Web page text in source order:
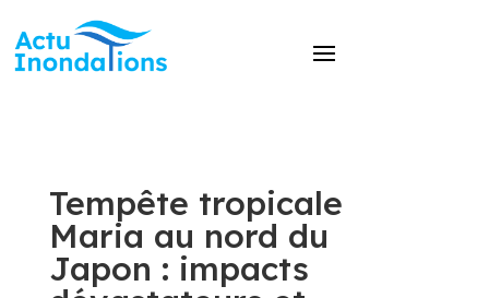
Tempête tropicale
Maria au nord du
Japon : impacts